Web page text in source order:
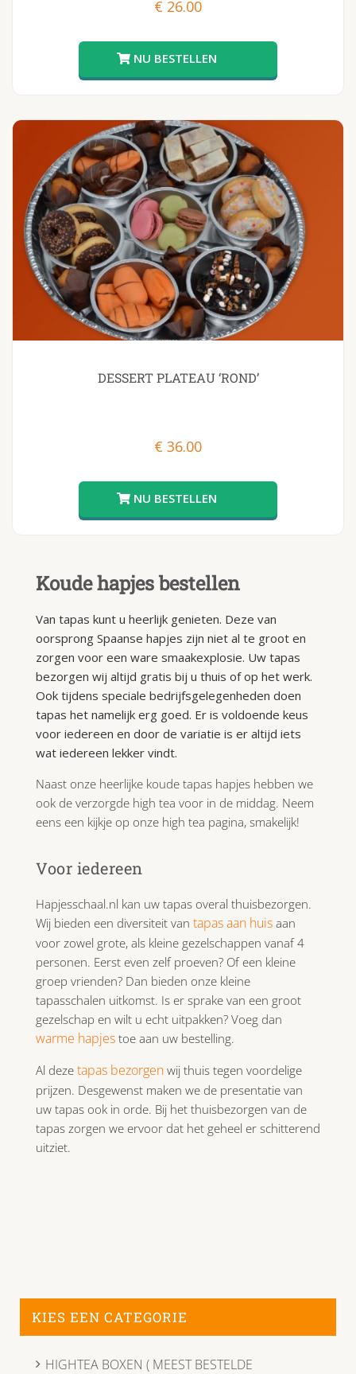
Koude hapjes bestellen
Van tapas kunt u heerlijk genieten. Deze van
oorsprong Spaanse hapjes zijn niet al te groot en
zorgen voor een ware smaakexplosie. Uw tapas
bezorgen wij altijd gratis bij u thuis of op het werk.
Ook tijdens speciale bedrijfsgelegenheden doen
tapas het namelijk erg goed. Er is voldoende keus
voor iedereen en door de variatie is er altijd iets
wat iedereen lekker vindt.
Naast onze heerlijke koude tapas hapjes hebben we
ook de verzorgde high tea voor in de middag. Neem
eens een kijkje op onze high tea pagina, smakelijk!
Voor iedereen
Hapjesschaal.nl kan uw tapas overal thuisbezorgen.
Wij bieden een diversiteit van tapas aan huis aan
voor zowel grote, als kleine gezelschappen vanaf 4
personen. Eerst even zelf proeven? Of een kleine
groep vrienden? Dan bieden onze kleine
tapasschalen uitkomst. Is er sprake van een groot
gezelschap en wilt u echt uitpakken? Voeg dan
warme hapjes toe aan uw bestelling.
Al deze tapas bezorgen wij thuis tegen voordelige
prijzen. Desgewenst maken we de presentatie van
uw tapas ook in orde. Bij het thuisbezorgen van de
tapas zorgen we ervoor dat het geheel er schitterend
uitziet.
€ 26.00
DESSERT PLATEAU ‘ROND’
€ 36.00
KIES EEN CATEGORIE
HIGHTEA BOXEN ( MEEST BESTELDE